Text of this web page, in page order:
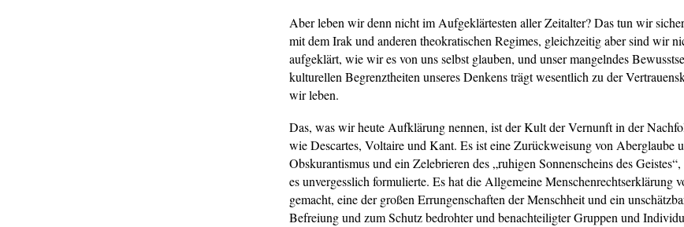
Aber leben wir denn nicht im Aufgeklärtesten aller Zeitalter? Das tun wir
mit dem Irak und anderen theokratischen Regimes, gleichzeitig aber sind wir
aufgeklärt, wie wir es von uns selbst glauben, und unser mangelndes
kulturellen Begrenztheiten unseres Denkens trägt wesentlich zu der
wir leben.
Das, was wir heute Aufklärung nennen, ist der Kult der Vernunft in der
wie Descartes, Voltaire und Kant. Es ist eine Zurückweisung von Aberglaube
Obskurantismus und ein Zelebrieren des „ruhigen Sonnenscheins des
es unvergesslich formulierte. Es hat die Allgemeine Menschenrechtserklärung
gemacht, eine der großen Errungenschaften der Menschheit und ein
Befreiung und zum Schutz bedrohter und benachteiligter Gruppen und